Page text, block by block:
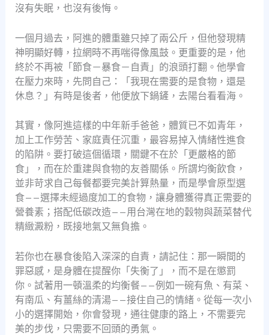
沒有失眠，也沒有後悔。
一個月過去，阿進的體重雖只掉了兩公斤，但他發現精
神明顯好轉，拉網時不再喘得像風鼓。更重要的是，他
終於不再被「節食－暴食－自責」的浪頭打翻。他學會
在壓力來時，先問自己：「我現在需要的是食物，還是
休息？」有時是後者，他便放下鍋鏟，去陽台看看海。
其實，像阿進這樣的中年新手爸爸，體質已不如青年，
加上工作勞苦、家庭責任沉重，最容易掉入情緒性進食
的陷阱。要打破這個循環，關鍵不在於「更嚴格的節
食」，而在於重建與食物的友善關係。所謂均衡飲食，
並非苛求自己每餐都要完美計算熱量，而是學會原型選
食——選擇未經過度加工的食物，讓身體獲得真正需要的
營養素；搭配低碳改造——用台灣在地的穀物與蔬菜替代
精緻澱粉，既接地氣又無負擔。
若你也在暴食後陷入深深的自責，請記住：那一瞬間的
罪惡感，是身體在提醒你「失衡了」，而不是在懲罰
你。試著用一頓溫柔的均衡餐——例如一碗有魚、有菜、
有南瓜、有薑絲的清湯——接住自己的情緒。從每一次小
小的選擇開始，你會發現，通往健康的路上，不需要完
美的步伐，只需要不回頭的勇氣。